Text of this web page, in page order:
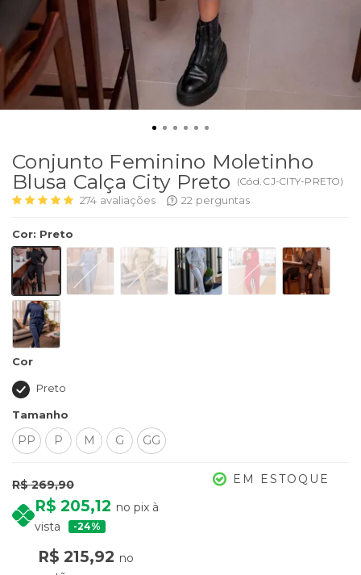
Conjunto Feminino Moletinho
Blusa Calça City Preto
(Cód.CJ-CITY-PRETO)
274 avaliações 22 perguntas
Cor: Preto
Cor
Preto
Tamanho
PP P M G GG
R$ 269,90
R$ 205,12 no pix à
vista
24%
R$ 215,92 no
EM ESTOQUE